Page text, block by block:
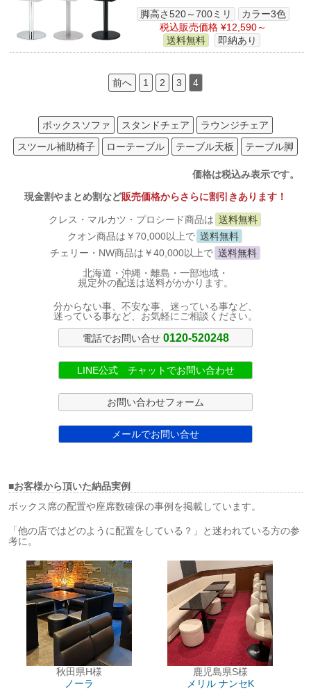
脚高さ520～700ミリ
カラー3色
税込販売価格 ¥12,590～
送料無料
即納あり
前へ 1 2 3 4
ボックスソファ スタンドチェア
ラウンジチェア
スツール補助椅子
ローテーブル テーブル天板 テーブル脚
価格は税込み表示です。
現金割やまとめ割など販売価格からさらに割引きあります！
クレス・マルカツ・プロシード商品は 送料無料
クオン商品は￥70,000以上で 送料無料
チェリー・NW商品は￥40,000以上で 送料無料
北海道・沖縄・離島・一部地域・
規定外の配送は送料がかかります。
分からない事、不安な事、迷っている事など、
迷っている事など、お気軽にご相談ください。
電話でお問い合せ 0120-520248
LINE公式 チャットでお問い合わせ
お問い合わせフォーム
メールでお問い合せ
■お客様から頂いた納品実例
ボックス席の配置や座席数確保の事例を掲載しています。
「他の店ではどのように配置をしている？」と迷われている方の参
考に。
秋田県H様
ノーラ
鹿児島県S様
メリル ナンセK